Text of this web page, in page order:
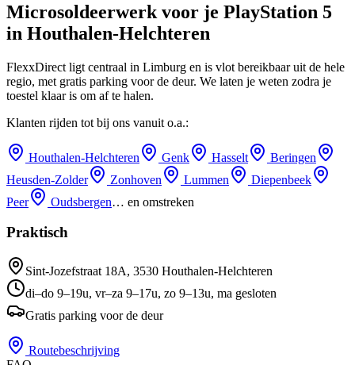
Microsoldeerwerk voor je PlayStation 5
in Houthalen-Helchteren
FlexxDirect ligt centraal in Limburg en is vlot bereikbaar uit de hele
regio, met gratis parking voor de deur. We laten je weten zodra je
toestel klaar is om af te halen.
Klanten rijden tot bij ons vanuit o.a.:
Houthalen-Helchteren Genk Hasselt
Beringen
Heusden-Zolder
Zonhoven Lummen
Diepenbeek
Peer
Oudsbergen… en omstreken
Praktisch
Sint-Jozefstraat 18A, 3530 Houthalen-Helchteren
di–do 9–19u, vr–za 9–17u, zo 9–13u, ma gesloten
Gratis parking voor de deur
Routebeschrijving